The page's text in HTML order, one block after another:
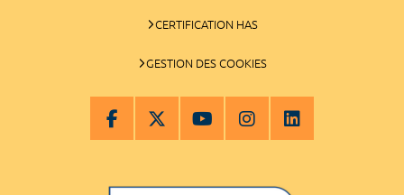
CERTIFICATION HAS
GESTION DES COOKIES